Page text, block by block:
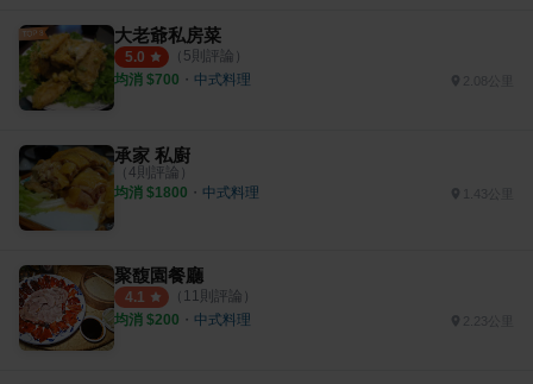
大老爺私房菜
5.0 （ 5則評論）
均消 $700 ・ 中式料理
承家 私廚
（ 4則評論）
均消 $1800 ・ 中式料理 1.43公里
聚馥園餐廳
4.1 （ 11則評論）
均消 $200 ・ 中式料理